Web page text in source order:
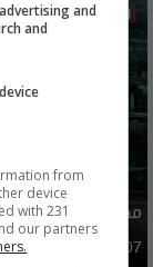
مصدر يوضح ما
03:02 | 2026-08-07
and
and
from
device
with 231
our partners